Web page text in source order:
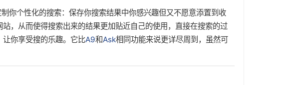
你个性化的搜索：保存你搜索结果中你感兴趣但又不愿意添置到收
，从而使得搜索出来的结果更加贴近自己的使用，直接在搜索的过
你享受搜的乐趣。它比A9和Ask相同功能来说更详尽周到，虽然可